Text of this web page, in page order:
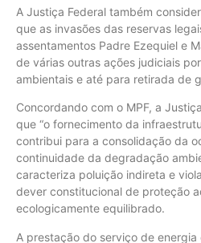
A Justiça Federal também
que as invasões das reservas
assentamentos Padre Ezequiel e
de várias outras ações judiciais
ambientais e até para retirada de
Concordando com o MPF, a
que “o fornecimento da
contribui para a consolidação da
continuidade da degradação
caracteriza poluição indireta e
dever constitucional de proteção
ecologicamente equilibrado.
A prestação do serviço de